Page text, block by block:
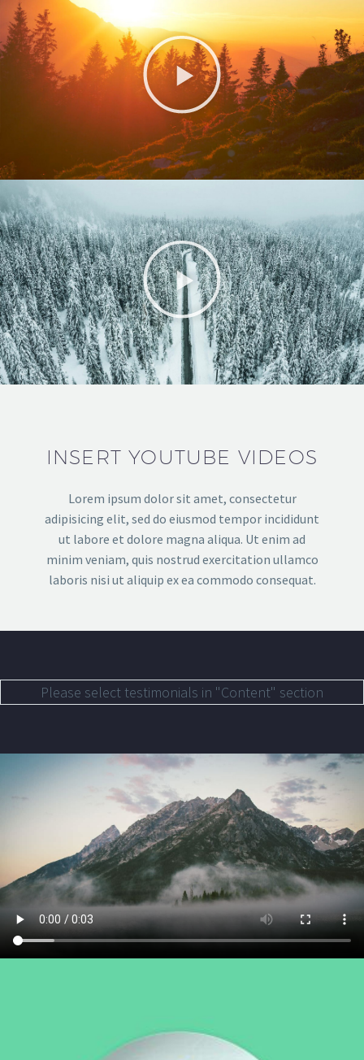
INSERT YOUTUBE VIDEOS
Lorem ipsum dolor sit amet, consectetur
adipisicing elit, sed do eiusmod tempor incididunt
ut labore et dolore magna aliqua. Ut enim ad
minim veniam, quis nostrud exercitation ullamco
laboris nisi ut aliquip ex ea commodo consequat.
Please select testimonials in "Content" section